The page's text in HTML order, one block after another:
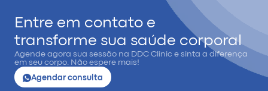
Entre em contato e
transforme sua saúde corporal
Agende agora sua sessão na DDC Clinic e sinta a diferença
em seu corpo. Não espere mais!
Agendar consulta